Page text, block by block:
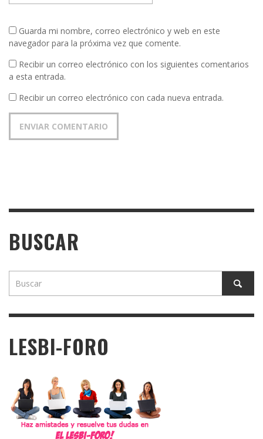
Guarda mi nombre, correo electrónico y web en este
navegador para la próxima vez que comente.
Recibir un correo electrónico con los siguientes comentarios
a esta entrada.
Recibir un correo electrónico con cada nueva entrada.
BUSCAR
LESBI-FORO